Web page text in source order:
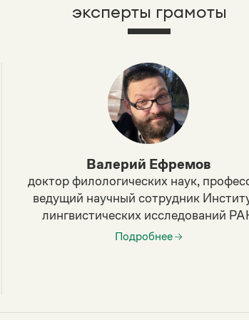
эксперты грамоты
Валерий Ефремов
доктор филологических наук,
ведущий научный сотрудник
лингвистических исследований
Подробнее